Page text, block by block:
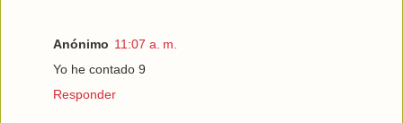
Anónimo 11:07 a. m.
Yo he contado 9
Responder